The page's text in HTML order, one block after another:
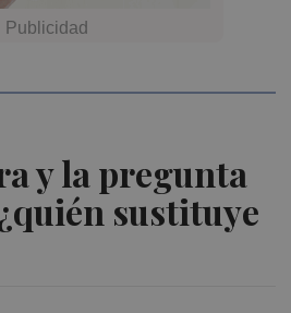
y la pregunta
sustituye